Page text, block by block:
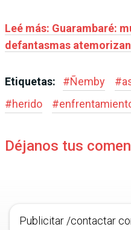
Leé más: Guarambaré:
defantasmas
Etiquetas: #Ñemby #
#herido #
Déjanos tus
Publicitar /contactar